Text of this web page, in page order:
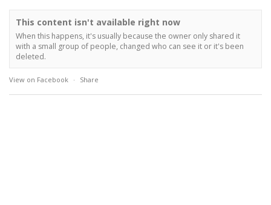
This content isn't available right now
When this happens, it's usually because the owner only shared it
with a small group of people, changed who can see it or it's been
deleted.
View on Facebook · Share